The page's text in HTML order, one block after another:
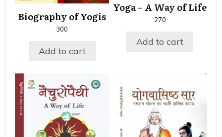
Biography of Yogis
300
Add to cart
Yoga – A Way of Life
270
Add to cart